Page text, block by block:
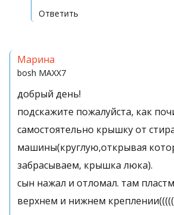
Ответить
Марина
bosh MAXX7
добрый день!
подскажите пожалуйста, как
самостоятельно крышку от
машины(круглую,открывая
забрасываем, крышка люка).
сын нажал и отломал. там
верхнем и нижнем